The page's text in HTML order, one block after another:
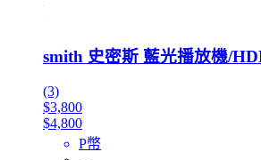
smith 史密斯 藍光播放機/
(3)
$3,800
$4,800
P幣